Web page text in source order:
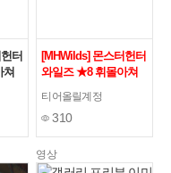
터
[MHWilds] 몬스터헌터
와일즈 ★8 휘몰아쳐
왕 레다우 활 솔로
02'32"62
티어올릴계정
310
영상